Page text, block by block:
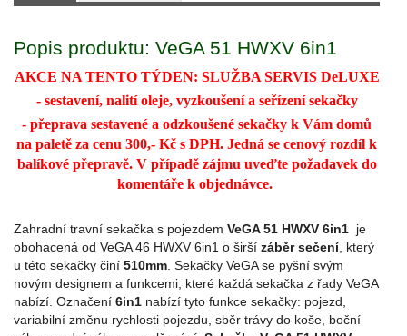
Popis produktu: VeGA 51 HWXV 6in1
AKCE NA TENTO TÝDEN: SLUŽBA SERVIS DeLUXE
- sestavení, nalití oleje, vyzkoušení a seřízení sekačky
- přeprava sestavené a odzkoušené sekačky k Vám domů
na paletě za cenu 300,- Kč s DPH. Jedná se cenový rozdíl k
balíkové přepravě. V případě zájmu uveďte požadavek do
komentáře k objednávce.
Zahradní travní sekačka s pojezdem VeGA 51 HWXV 6in1 je
obohacená od VeGA 46 HWXV 6in1 o širší záběr sečení, který
u této sekačky činí 510mm . Sekačky VeGA se pyšní svým
novým designem a funkcemi, které každá sekačka z řady VeGA
nabízí. Označení 6in1 nabízí tyto funkce sekačky: pojezd,
variabilní změnu rychlosti pojezdu, sběr trávy do koše, boční